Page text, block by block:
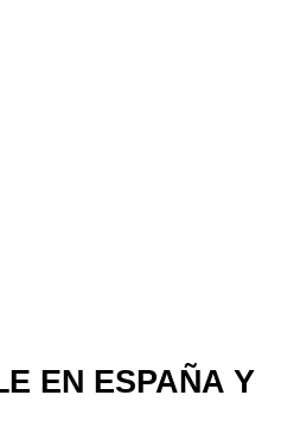
EN ESPAÑA Y